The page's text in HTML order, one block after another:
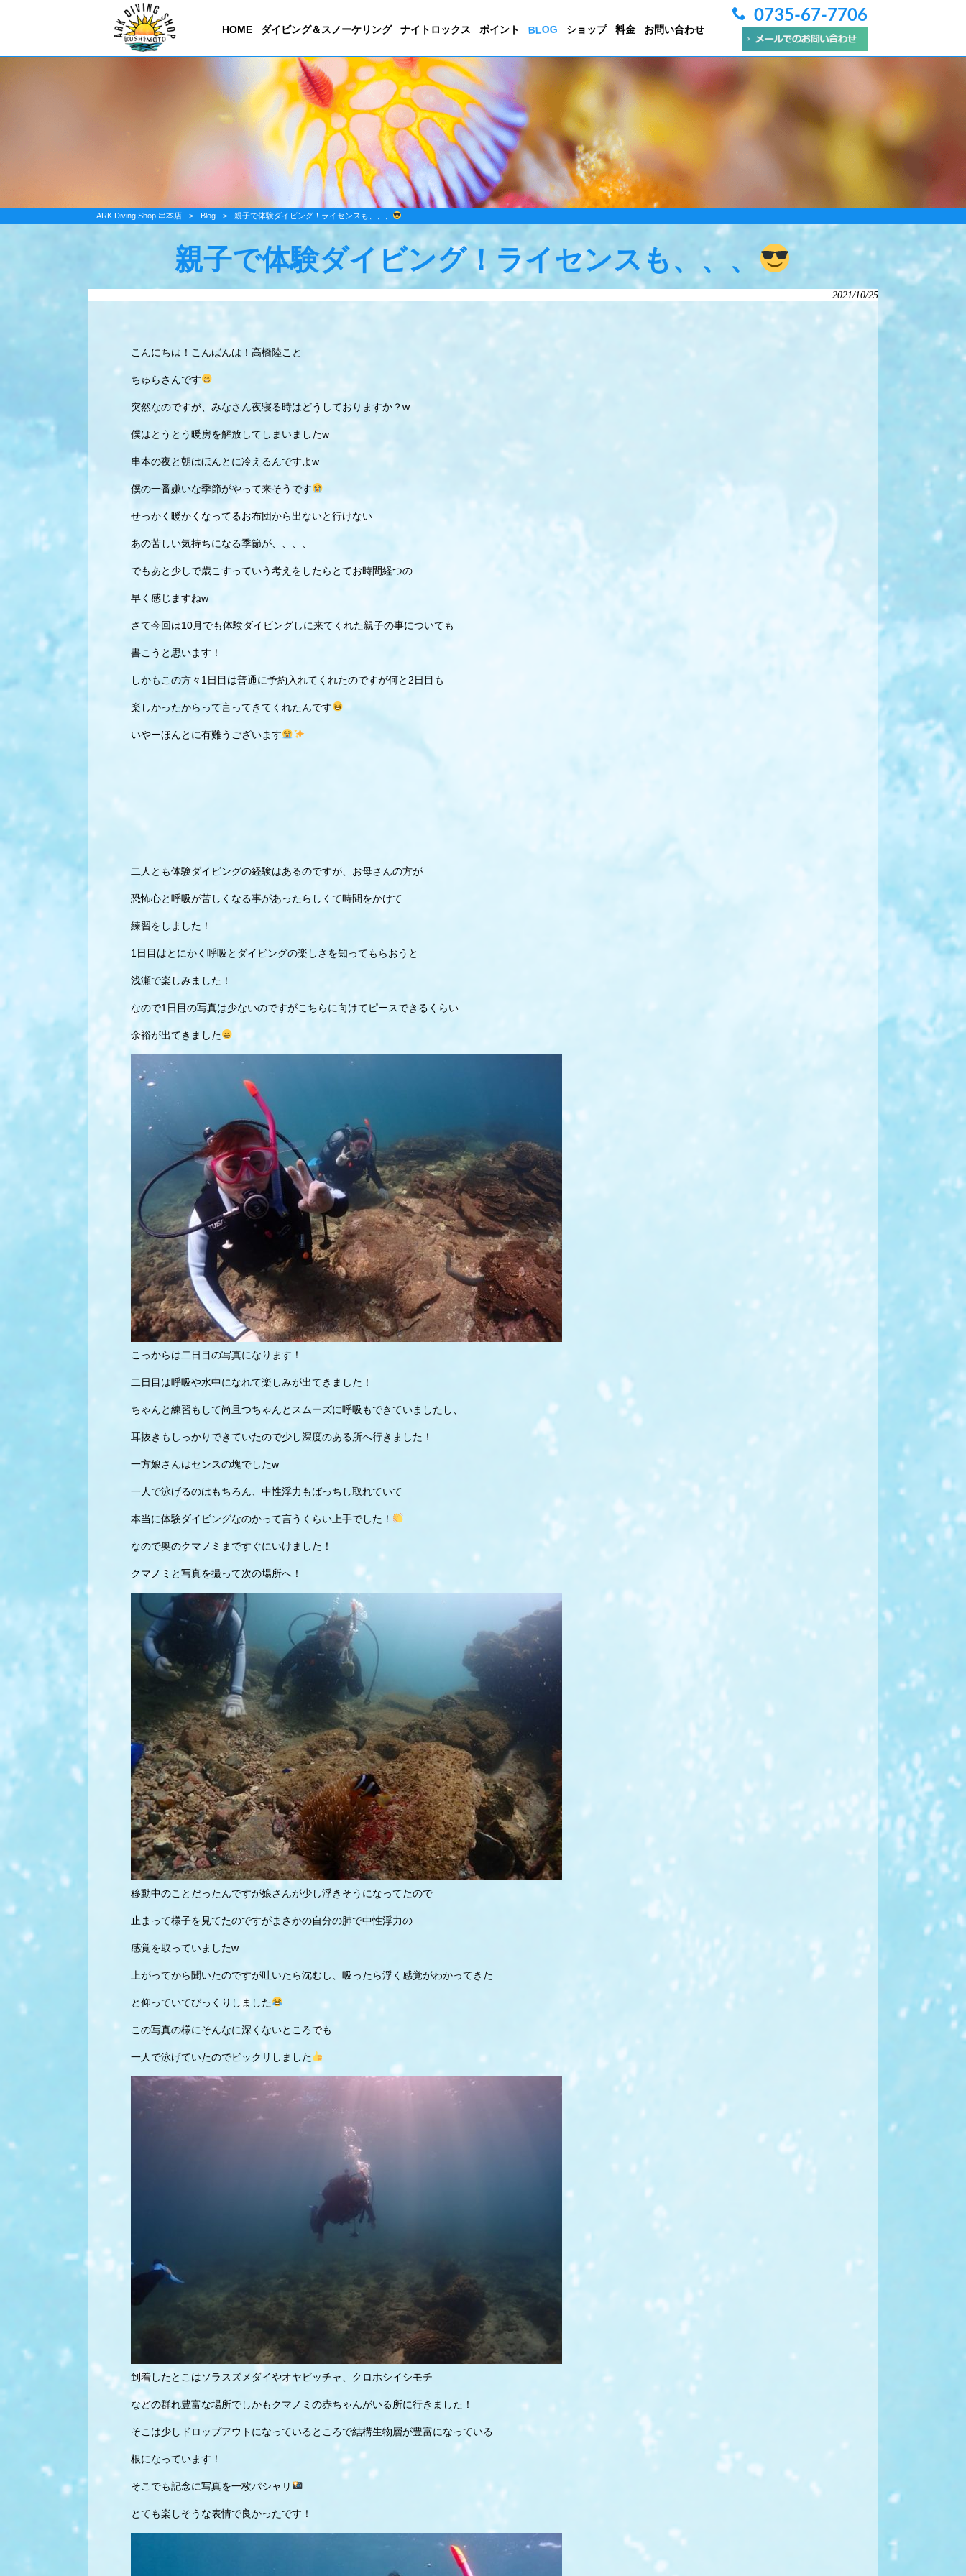
HOME ダイビング＆スノーケリング ナイトロックス ポイント BLOG ショップ 料金 お問い合わせ
0735-67-7706
ARK Diving Shop 串本店 > Blog > 親子で体験ダイビング！ライセンスも、、、
親子で体験ダイビング！ライセンスも、、、
2021/10/25
こんにちは！こんばんは！高橋陸こと
ちゅらさんです
突然なのですが、みなさん夜寝る時はどうしておりますか？w
僕はとうとう暖房を解放してしまいましたw
串本の夜と朝はほんとに冷えるんですよw
僕の一番嫌いな季節がやって来そうです
せっかく暖かくなってるお布団から出ないと行けない
あの苦しい気持ちになる季節が、、、、
でもあと少しで歳こすっていう考えをしたらとてお時間経つの
早く感じますねw
さて今回は10月でも体験ダイビングしに来てくれた親子の事についても
書こうと思います！
しかもこの方々1日目は普通に予約入れてくれたのですが何と2日目も
楽しかったからって言ってきてくれたんです
いやーほんとに有難うございます
二人とも体験ダイビングの経験はあるのですが、お母さんの方が
恐怖心と呼吸が苦しくなる事があったらしくて時間をかけて
練習をしました！
1日目はとにかく呼吸とダイビングの楽しさを知ってもらおうと
浅瀬で楽しみました！
なので1日目の写真は少ないのですがこちらに向けてピースできるくらい
余裕が出てきました
こっからは二日目の写真になります！
二日目は呼吸や水中になれて楽しみが出てきました！
ちゃんと練習もして尚且つちゃんとスムーズに呼吸もできていましたし、
耳抜きもしっかりできていたので少し深度のある所へ行きました！
一方娘さんはセンスの塊でしたw
一人で泳げるのはもちろん、中性浮力もばっちし取れていて
本当に体験ダイビングなのかって言うくらい上手でした！
なので奥のクマノミまですぐにいけました！
クマノミと写真を撮って次の場所へ！
移動中のことだったんですが娘さんが少し浮きそうになってたので
止まって様子を見てたのですがまさかの自分の肺で中性浮力の
感覚を取っていましたw
上がってから聞いたのですが吐いたら沈むし、吸ったら浮く感覚がわかってきた
と仰っていてびっくりしました
この写真の様にそんなに深くないところでも
一人で泳げていたのでビックリしました
到着したとこはソラスズメダイやオヤビッチャ、クロホシイシモチ
などの群れ豊富な場所でしかもクマノミの赤ちゃんがいる所に行きました！
そこは少しドロップアウトになっているところで結構生物層が豊富になっている
根になっています！
そこでも記念に写真を一枚パシャリ
とても楽しそうな表情で良かったです！